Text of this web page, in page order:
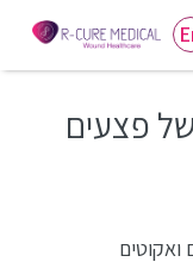
פצעים
ואקוטים